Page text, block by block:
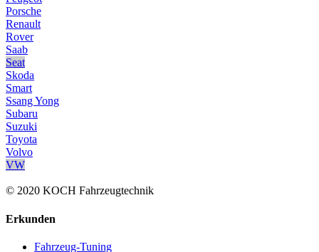
Porsche
Renault
Rover
Saab
Seat
Skoda
Smart
Ssang Yong
Subaru
Suzuki
Toyota
Volvo
VW
© 2020 KOCH Fahrzeugtechnik
Erkunden
Fahrzeug-Tuning